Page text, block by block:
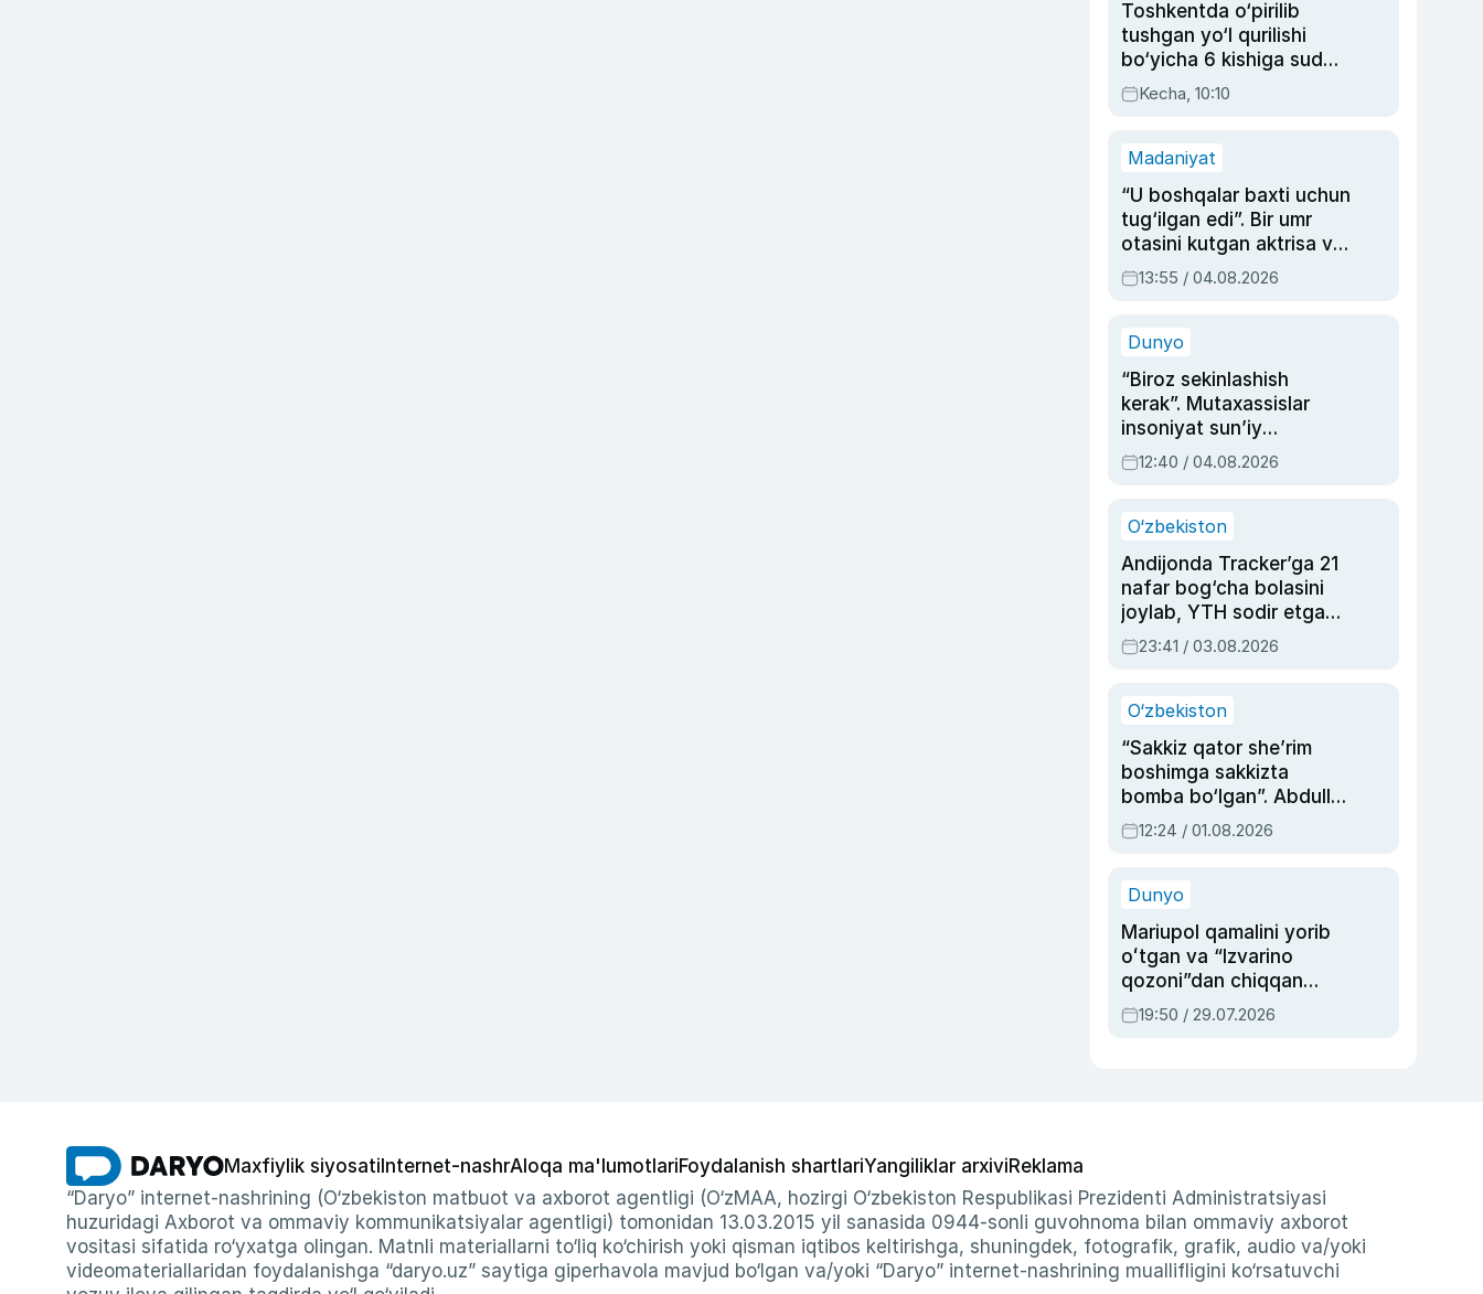
Toshkentda o‘pirilib
tushgan yo‘l qurilishi
bo‘yicha 6 kishiga sud
hukmi o‘qildi
Kecha, 10:10
Madaniyat
“U boshqalar baxti uchun
tug‘ilgan edi”. Bir umr
otasini kutgan aktrisa va
dublyaj ustasi Rimma
Ahmedovaning
13:55 / 04.08.2026
Dunyo
“Biroz sekinlashish
kerak”. Mutaxassislar
insoniyat sun’iy
intellektni boshqara
olmay qolishidan xavotir
12:40 / 04.08.2026
O‘zbekiston
Andijonda Tracker’ga 21
nafar bog‘cha bolasini
joylab, YTH sodir etgan
ayolga sud hukmi o‘qildi
23:41 / 03.08.2026
O‘zbekiston
“Sakkiz qator she’rim
boshimga sakkizta
bomba bo‘lgan”. Abdulla
Oripovni siyosiy
ayblovlardan asrab
12:24 / 01.08.2026
Dunyo
Mariupol qamalini yorib
oʻtgan va “Izvarino
qozoni”dan chiqqan
qahramon — Ukraina
armiyasi bosh
19:50 / 29.07.2026
Maxfiylik siyosati Internet-nashrAloqa ma'lumotlariFoydalanish shartlariYangiliklar arxiviReklama
“Daryo” internet-nashrining (O‘zbekiston matbuot va axborot agentligi (O‘zMAA, hozirgi O‘zbekiston Respublikasi Prezidenti Administratsiyasi
huzuridagi Axborot va ommaviy kommunikatsiyalar agentligi) tomonidan 13.03.2015 yil sanasida 0944-sonli guvohnoma bilan ommaviy axborot
vositasi sifatida ro‘yxatga olingan. Matnli materiallarni to‘liq ko‘chirish yoki qisman iqtibos keltirishga, shuningdek, fotografik, grafik, audio va/yoki
videomateriallaridan foydalanishga “daryo.uz” saytiga giperhavola mavjud bo‘lgan va/yoki “Daryo” internet-nashrining muallifligini ko‘rsatuvchi